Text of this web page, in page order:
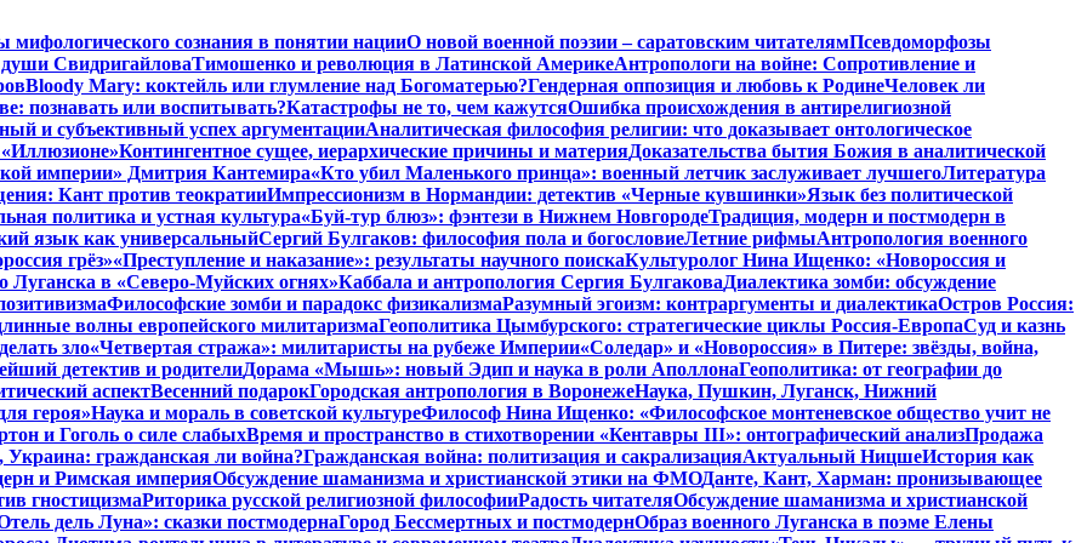
мифологического сознания в понятии нацииО новой военной поэзии – саратовским читателямПсевдоморфозы
СвидригайловаТимошенко и революция в Латинской АмерикеАнтропологи на войне: Сопротивление и
Bloody Mary: коктейль или глумление над Богоматерью?Гендерная оппозиция и любовь к РодинеЧеловек ли
познавать или воспитывать?Катастрофы не то, чем кажутсяОшибка происхождения в антирелигиозной
и субъективный успех аргументацииАналитическая философия религии: что доказывает онтологическое
Контингентное сущее, иерархические причины и материяДоказательства бытия Божия в аналитической
империи» Дмитрия Кантемира«Кто убил Маленького принца»: военный летчик заслуживает лучшегоЛитература
Кант против теократииИмпрессионизм в Нормандии: детектив «Черные кувшинки»Язык без политической
политика и устная культура«Буй-тур блюз»: фэнтези в Нижнем НовгородеТрадиция, модерн и постмодерн в
язык как универсальныйСергий Булгаков: философия пола и богословиеЛетние рифмыАнтропология военного
грёз»«Преступление и наказание»: результаты научного поискаКультуролог Нина Ищенко: «Новороссия и
Луганска в «Северо-Муйских огнях»Каббала и антропология Сергия БулгаковаДиалектика зомби: обсуждение
Философские зомби и парадокс физикализмаРазумный эгоизм: контраргументы и диалектикаОстров Россия:
волны европейского милитаризмаГеополитика Цымбурского: стратегические циклы Россия-ЕвропаСуд и казнь
зло«Четвертая стража»: милитаристы на рубеже Империи«Соледар» и «Новороссия» в Питере: звёзды, война,
детектив и родителиДорама «Мышь»: новый Эдип и наука в роли АполлонаГеополитика: от географии до
аспектВесенний подарокГородская антропология в ВоронежеНаука, Пушкин, Луганск, Нижний
героя»Наука и мораль в советской культуреФилософ Нина Ищенко: «Философское монтеневское общество учит не
и Гоголь о силе слабыхВремя и пространство в стихотворении «Кентавры III»: онтографический анализПродажа
Украина: гражданская ли война?Гражданская война: политизация и сакрализацияАктуальный НицшеИстория как
и Римская империяОбсуждение шаманизма и христианской этики на ФМОДанте, Кант, Харман: пронизывающее
гностицизмаРиторика русской религиозной философииРадость читателяОбсуждение шаманизма и христианской
дель Луна»: сказки постмодернаГород Бессмертных и постмодернОбраз военного Луганска в поэме Елены